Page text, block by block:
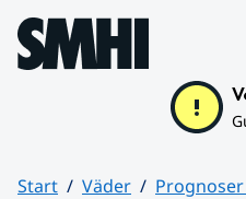
Hoppa till sidans innehåll
Start Väder